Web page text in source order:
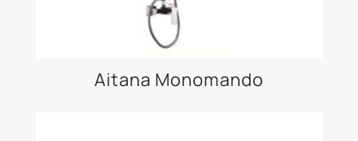
Aitana Monomando